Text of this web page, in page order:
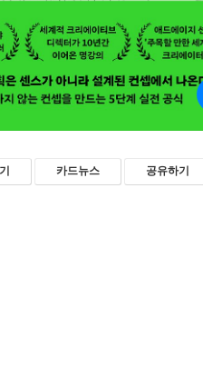
카드뉴스 공유하기